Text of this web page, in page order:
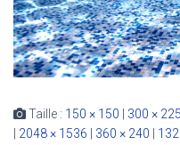
Taille : 150 × 150 300 × 225
2048 × 1536 360 × 240